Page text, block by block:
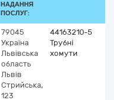
НАДАННЯ
ПОСЛУГ:
79045
Україна
Львівська
область
Львів
Стрийська,
123
44163210-5
Трубні
хомути